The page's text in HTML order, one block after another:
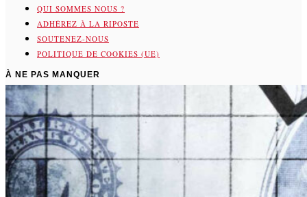
QUI SOMMES NOUS ?
ADHÉREZ À LA RIPOSTE
SOUTENEZ-NOUS
POLITIQUE DE COOKIES (UE)
À NE PAS MANQUER